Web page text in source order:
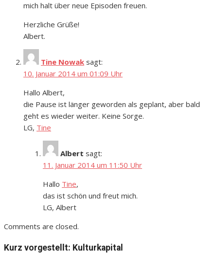
mich halt über neue Episoden freuen.
Herzliche Grüße!
Albert.
Tine Nowak sagt:
10. Januar 2014 um 01:09 Uhr
Hallo Albert,
die Pause ist länger geworden als geplant, aber bald
geht es wieder weiter. Keine Sorge.
LG, Tine
Albert sagt:
11. Januar 2014 um 11:50 Uhr
Hallo Tine,
das ist schön und freut mich.
LG, Albert
Comments are closed.
Kurz vorgestellt: Kulturkapital